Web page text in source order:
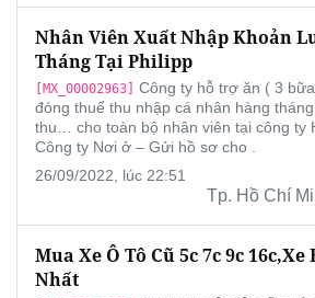
Nhân Viên Xuất Nhập Khoản
Tháng Tại Philipp
[MX_00002963] Công ty hỗ trợ ăn ( 3
đóng thuế thu nhập cá nhân hàng
thu… cho toàn bộ nhân viên tại công ty
Công ty Nơi ở – Gửi hồ sơ cho .
26/09/2022, lúc 22:51
Tp. Hồ Chí
Mua Xe Ô Tô Cũ 5c 7c 9c 16c,xe
Nhất